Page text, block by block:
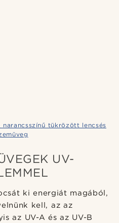
tükrözött lencsés
UV-
ki energiát magából,
kell, az az
az UV-A és az UV-B